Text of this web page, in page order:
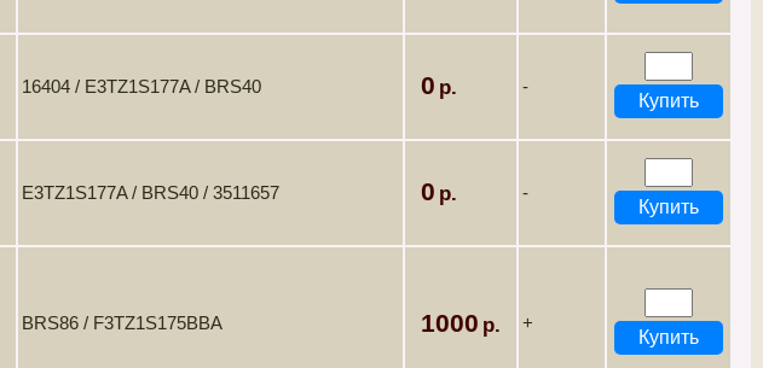
16404 / E3TZ1S177A / BRS40 0 -
E3TZ1S177A / BRS40 / 3511657 0 -
BRS86 / F3TZ1S175BBA 1000 +